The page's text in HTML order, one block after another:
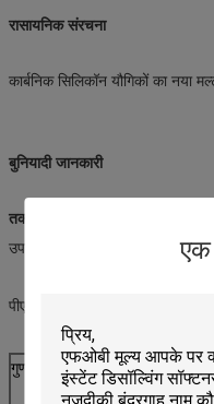
रासायनिक संरचना
कार्बनिक सिलिकॉन यौगिकों का नया
बुनियादी जानकारी
तकनीकी विनिर्देश:
उपस्थितिः पीला पीला या पारदर्शी
पीएच मानः 5 ~ 8 घुलनशीलताः पानी
गुण 1. कपड़े को नरम,